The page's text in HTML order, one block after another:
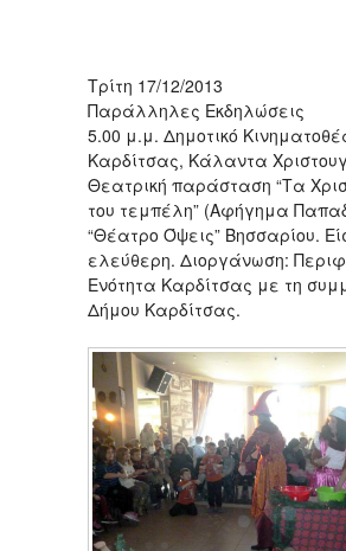
Τρίτη 17/12/2013
Παράλληλες Εκδηλώσεις
5.00 μ.μ. Δημοτικό
Καρδίτσας, Κάλαντα
Θεατρική παράσταση “Τα
του τεμπέλη” (Αφήγημα
“Θέατρο Όψεις” Βησσαρίου.
ελεύθερη. Διοργάνωση:
Ενότητα Καρδίτσας με τη
Δήμου Καρδίτσας.